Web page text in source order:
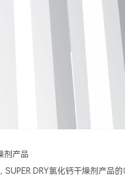
剂产品
DRY氯化钙干燥剂产品